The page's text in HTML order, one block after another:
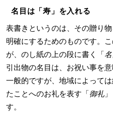
名目は「寿」を入れる
表書きというのは、その贈り
明確にするためのものです。
が、のし紙の上の段に書く「
引出物の名目は、お祝い事を
一般的ですが、地域によって
たことへのお礼を表す「御礼
す。